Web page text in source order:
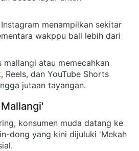
menampilkan sekitar
wakppu ball lebih dari
atau memecahkan
dan YouTube Shorts
jutaan tayangan.
konsumen muda datang ke
dong yang kini dijuluki 'Mekah